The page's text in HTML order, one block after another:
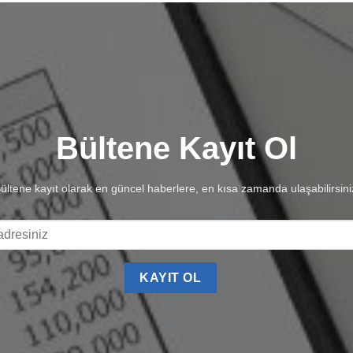
Bültene Kayıt Ol
kayıt olarak en güncel haberlere, en kısa zamanda